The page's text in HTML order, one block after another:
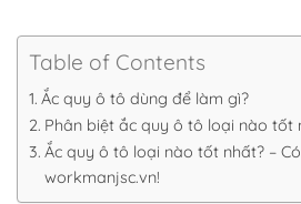
Table of Contents
Ắc quy ô tô dùng để làm gì?
Phân biệt ắc quy ô tô loại nào tốt
Ắc quy ô tô loại nào tốt nhất? –
workmanjsc.vn!